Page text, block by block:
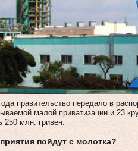
правительство передало в
малой приватизации и 23
250 млн. гривен.
пойдут с молотка?